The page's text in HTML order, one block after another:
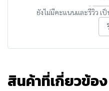
ยังไม่มีคะแนนและรีวิว เ
สินค้าที่เกี่ยวข้อง